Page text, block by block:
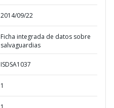
2014/09/22
Ficha integrada de datos sobre
salvaguardias
ISDSA1037
1